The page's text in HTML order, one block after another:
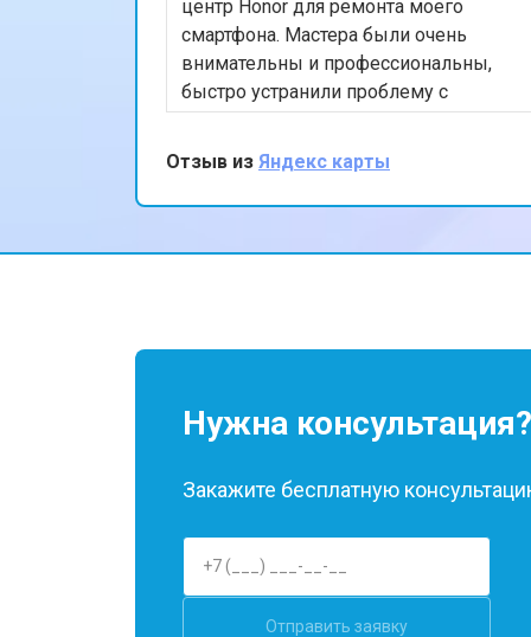
центр Honor для ремонта моего
смартфона. Мастера были очень
внимательны и профессиональны,
быстро устранили проблему с
экраном. Я впечатлён качеством
обслуживания и скоростью
выполнения работы. Мой телефон
теперь работает безупречно. Спасибо
Отзыв из Яндекс карты
Нужна консультация?
Закажите бесплатную
Отправить заявку